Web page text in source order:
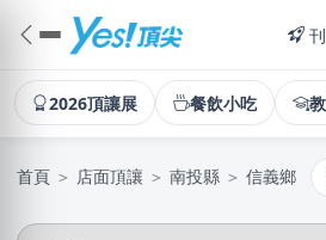
2026頂讓展 餐飲小吃
首頁 ＞ 店面頂讓 ＞ 南投縣 ＞ 信義鄉